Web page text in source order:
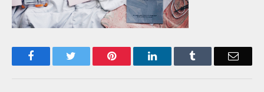
Facebook Pinterest LinkedIn Email